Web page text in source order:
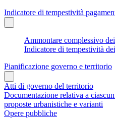
Indicatore di tempestività
Ammontare complessivo
Indicatore di tempestività
Pianificazione governo e territorio
Atti di governo del territorio
Documentazione relativa a
proposte urbanistiche e varianti
Opere pubbliche